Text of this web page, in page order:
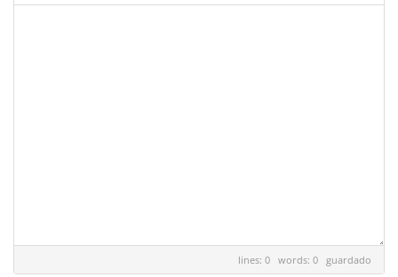
lines: 0 words: 0 guardado